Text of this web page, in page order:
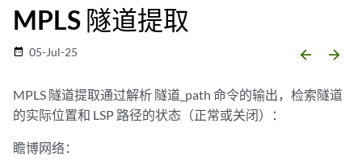
MPLS 隧道提取
date_range 05-Jul-25 arrow_backward arrow_forward
MPLS 隧道提取通过解析 隧道_path 命令的输出，检索隧道
的实际位置和 LSP 路径的状态（正常或关闭）：
瞻博网络：